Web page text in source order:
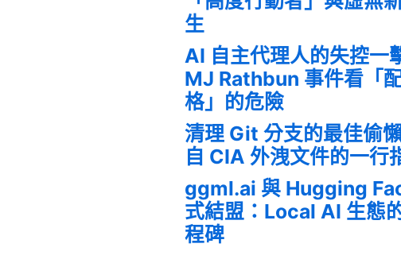
生
AI 自主代理人的失控一
MJ Rathbun 事件看「
格」的危險
清理 Git 分支的最佳偷
自 CIA 外洩文件的一行
ggml.ai 與 Hugging
式結盟：Local AI 生態
程碑